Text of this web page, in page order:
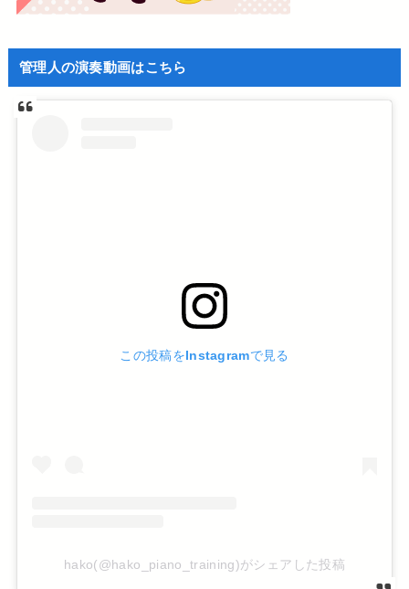
管理人の演奏動画はこちら
この投稿をInstagramで見る
hako(@hako_piano_training)がシェアした投稿